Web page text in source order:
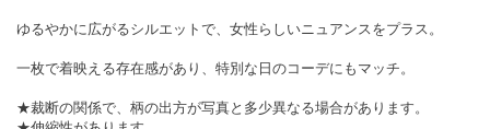
ゆるやかに広がるシルエットで、女性らしいニュアンスをプラス。
一枚で着映える存在感があり、特別な日のコーデにもマッチ。
★裁断の関係で、柄の出方が写真と多少異なる場合があります。